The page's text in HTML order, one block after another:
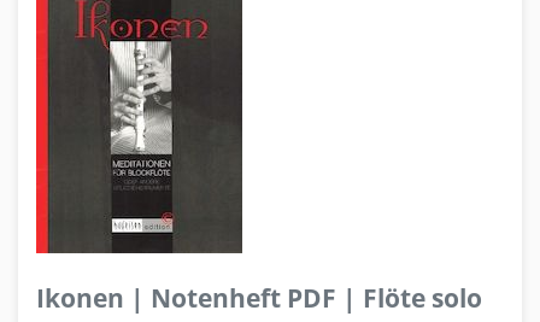
Ikonen | Notenheft PDF | Flöte solo